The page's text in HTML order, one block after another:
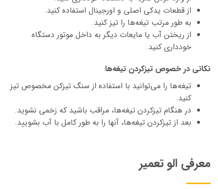
از قطعات یدکی اصلی و اورجینال استفاده کنید.
به طور مرتب تیغه‌ها را تیز کنید.
از ریختن آب یا مایعات دیگر به داخل موتور دستگاه
خودداری کنید.
نکاتی در خصوص تیزکردن تیغه‌ها:
تیغه‌ها را می‌توانید با استفاده از سنگ تیزکن مخصوص تیز
کنید.
در هنگام تیزکردن تیغه‌ها، مراقب باشید که زخمی نشوید.
بعد از تیزکردن تیغه‌ها، آنها را به طور کامل با آب بشویید.
معرفی الو تعمیر